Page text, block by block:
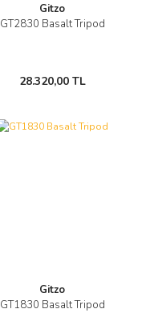
Gitzo
GT2830 Basalt Tripod
28.320,00 TL
Gitzo
GT1830 Basalt Tripod